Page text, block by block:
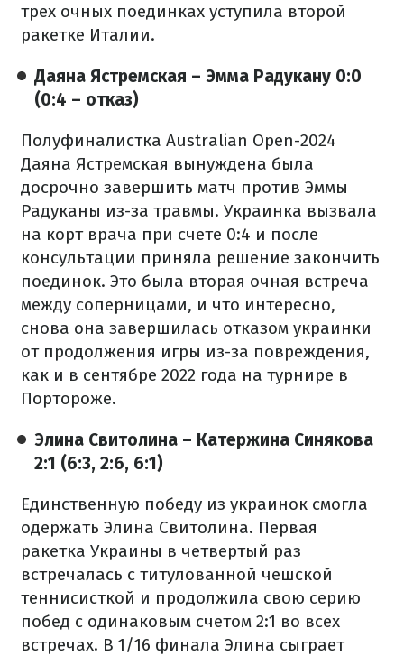
трех очных поединках уступила второй
ракетке Италии.
Даяна Ястремская – Эмма Радукану 0:0
(0:4 – отказ)
Полуфиналистка Australian Open-2024
Даяна Ястремская вынуждена была
досрочно завершить матч против Эммы
Радуканы из-за травмы. Украинка вызвала
на корт врача при счете 0:4 и после
консультации приняла решение закончить
поединок. Это была вторая очная встреча
между соперницами, и что интересно,
снова она завершилась отказом украинки
от продолжения игры из-за повреждения,
как и в сентябре 2022 года на турнире в
Портороже.
Элина Свитолина – Катержина Синякова
2:1 (6:3, 2:6, 6:1)
Единственную победу из украинок смогла
одержать Элина Свитолина. Первая
ракетка Украины в четвертый раз
встречалась с титулованной чешской
теннисисткой и продолжила свою серию
побед с одинаковым счетом 2:1 во всех
встречах. В 1/16 финала Элина сыграет